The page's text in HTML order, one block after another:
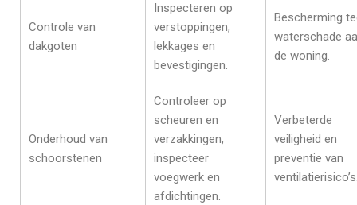
Controle van
dakgoten
Inspecteren op
verstoppingen,
lekkages en
bevestigingen.
Bescherming
waterschade
de woning.
Onderhoud van
schoorstenen
Controleer op
scheuren en
verzakkingen,
inspecteer
voegwerk en
afdichtingen.
Verbeterde
veiligheid en
preventie van